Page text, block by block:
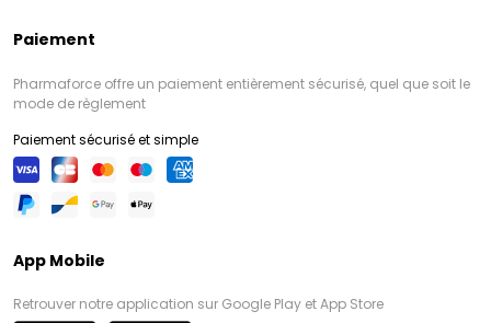
Paiement
Pharmaforce offre un paiement entièrement sécurisé, quel que soit le
mode de règlement
Paiement sécurisé et simple
App Mobile
Retrouver notre application sur Google Play et App Store